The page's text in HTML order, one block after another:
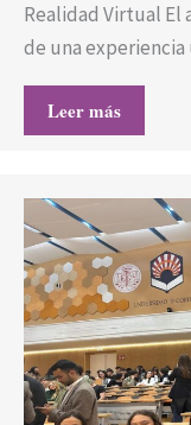
Realidad Virtual El
de una
Leer más